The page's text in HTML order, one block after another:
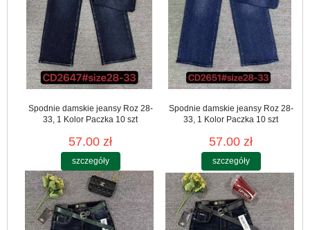
Spodnie damskie jeansy Roz 28-
33, 1 Kolor Paczka 10 szt
57.00 zł
szczegóły
Spodnie damskie jeansy Roz 28-
33, 1 Kolor Paczka 10 szt
57.00 zł
szczegóły